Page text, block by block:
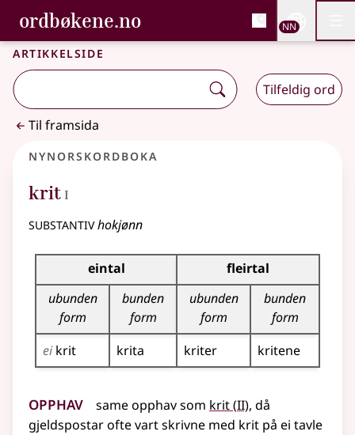
Gå til hovudinnhald
Tilgjenge
ordbøkene.no, Bokmålsordboka og
Bokmålsordboka og Nynorskordboka
NN
Artikkelside
Tilfeldig ord
Til framsida
Nynorskordboka
krit 1
I
substantivhokjønn
Bøyningstabell for dette substantivet
eintal
fleirtal
ubunden
form
bunden
form
ubunden
form
bunden
form
ei krit krita kriter kritene
Opphav same opphav som krit(2
II), då
gjeldspostar ofte vart skrivne med krit på ei tavle